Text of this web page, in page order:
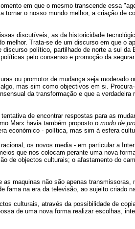
em que o mesmo transcende essa
o nosso mundo melhor, a criação de
discutíveis, as da historicidade
Trata-se de um discurso em que o
político, partilhado de norte a sul da
pelo consenso e promoção da
ou promotor de mudança seja moderado
mas sim como objectivos em si.
da transformação e que a verdadeira
de encontrar respostas para as
Marx havia também proposto o modo de
económico - política, mas sim à esfera
os novos media - em particular a
que nos colocam perante uma nova
de objectos culturais; o afastamento do
maquinas não são apenas
fama na era da televisão, ao sujeito criado
culturais, através da possibilidade de
de uma nova forma realizar escolhas,